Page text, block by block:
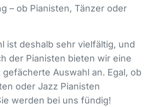
– ob Pianisten, Tänzer oder
ist deshalb sehr vielfältig, und
der Pianisten bieten wir eine
Auswahl an. Egal, ob
oder Jazz Pianisten
werden bei uns fündig!